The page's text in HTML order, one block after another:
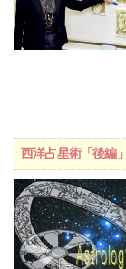
西洋占星術「後編